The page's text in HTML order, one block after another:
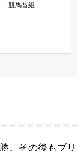
。その後もブリ